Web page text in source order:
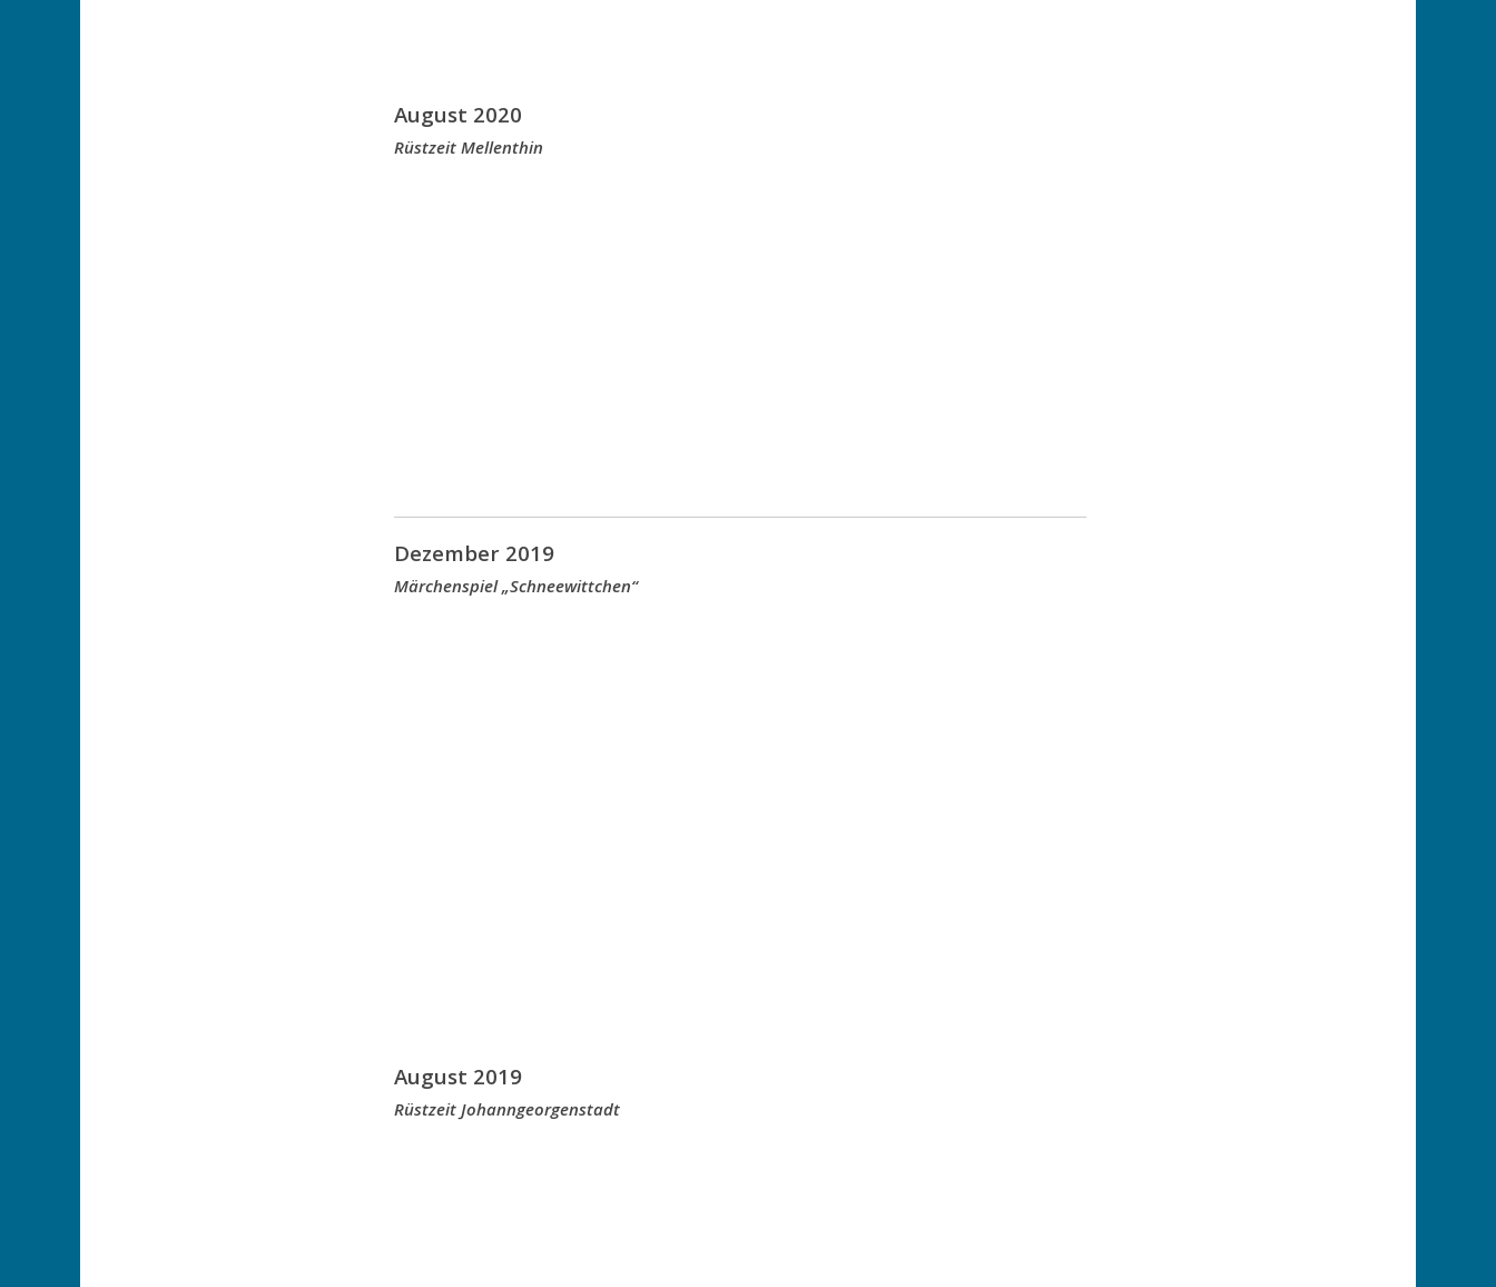
August 2020
Rüstzeit Mellenthin
Dezember 2019
Märchenspiel „Schneewittchen“
August 2019
Rüstzeit Johanngeorgenstadt